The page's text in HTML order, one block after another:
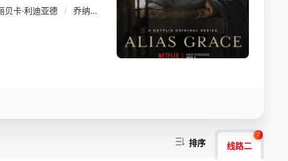
贝卡·利迪亚德 / 乔纳森考斯庚 伊丽莎白·桑德斯 / 保罗·格罗斯
排序 线路二
7